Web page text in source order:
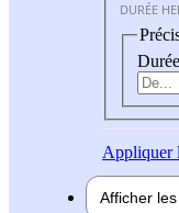
DURÉE
Appliquer
Afficher